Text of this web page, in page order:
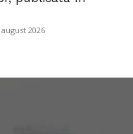
august 2026